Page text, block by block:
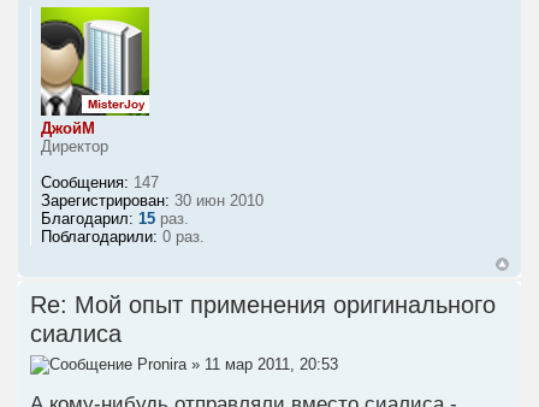
ДжойМ
Директор
Сообщения: 147
Зарегистрирован: 30 июн 2010
Благодарил: 15 раз.
Поблагодарили: 0 раз.
Re: Мой опыт применения оригинального
сиалиса
Pronira » 11 мар 2011, 20:53